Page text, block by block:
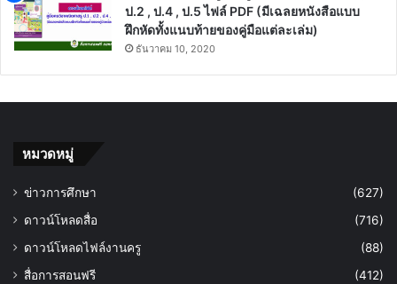
ป.2 , ป.4 , ป.5 ไฟล์ PDF (มีเฉลยหนังสือแบบ
ฝึกหัดทั้งแนบท้ายของคู่มือแต่ละเล่ม)
ธันวาคม 10, 2020
หมวดหมู่
ข่าวการศึกษา
(627)
ดาวน์โหลดสื่อ
(716)
ดาวน์โหลดไฟล์งานครู
(88)
สื่อการสอนฟรี
(412)